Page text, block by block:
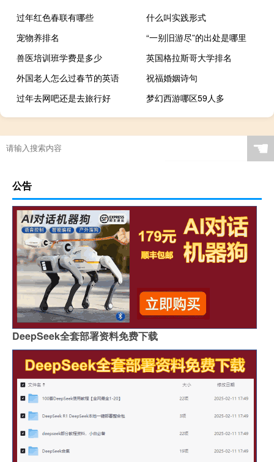
过年红色春联有哪些
什么叫实践形式
宠物养排名
“一别旧游尽”的出处是哪里
兽医培训班学费是多少
英国格拉斯哥大学排名
外国老人怎么过春节的英语
祝福婚姻诗句
过年去网吧还是去旅行好
梦幻西游哪区59人多
☚
公告
DeepSeek全套部署资料免费下载